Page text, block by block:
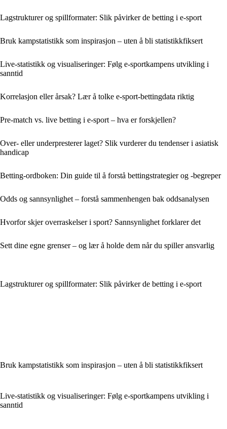
Lagstrukturer og spillformater: Slik påvirker de betting i e-sport
Bruk kampstatistikk som inspirasjon – uten å bli statistikkfiksert
Live-statistikk og visualiseringer: Følg e-sportkampens utvikling i
sanntid
Korrelasjon eller årsak? Lær å tolke e‑sport‑bettingdata riktig
Pre-match vs. live betting i e-sport – hva er forskjellen?
Over- eller underpresterer laget? Slik vurderer du tendenser i asiatisk
handicap
Betting-ordboken: Din guide til å forstå bettingstrategier og -begreper
Odds og sannsynlighet – forstå sammenhengen bak oddsanalysen
Hvorfor skjer overraskelser i sport? Sannsynlighet forklarer det
Sett dine egne grenser – og lær å holde dem når du spiller ansvarlig
Lagstrukturer og spillformater: Slik påvirker de betting i e-sport
Bruk kampstatistikk som inspirasjon – uten å bli statistikkfiksert
Live-statistikk og visualiseringer: Følg e-sportkampens utvikling i
sanntid